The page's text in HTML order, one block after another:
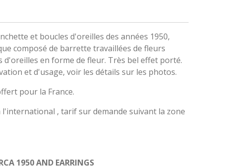
et boucles d'oreilles des années 1950,
composé de barrette travaillées de fleurs
d'oreilles en forme de fleur. Très bel effet porté.
et d'usage, voir les détails sur les photos.
pour la France.
l'international , tarif sur demande suivant la zone
1950 AND EARRINGS